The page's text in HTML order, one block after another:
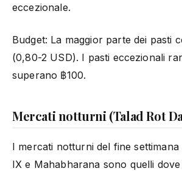
eccezionale.
Budget: La maggior parte dei pasti
(0,80-2 USD). I pasti eccezionali
superano ฿100.
Mercati notturni (Talad Rot
I mercati notturni del fine settimana
IX e Mahabharana sono quelli